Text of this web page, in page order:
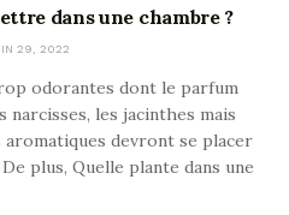
dans une chambre ?
29, 2022
odorantes dont le parfum
les jacinthes mais
devront se placer
plus, Quelle plante dans une